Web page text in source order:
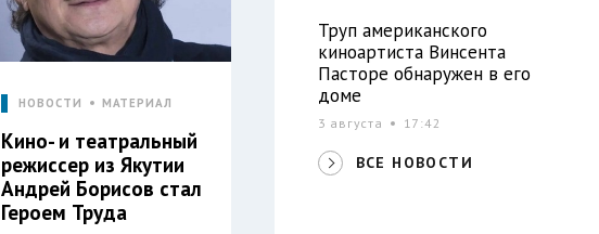
НОВОСТИ МАТЕРИАЛ
Кино- и театральный
режиссер из Якутии
Андрей Борисов стал
Героем Труда
Труп американского
киноартиста Винсента
Пасторе обнаружен в его
доме
3 августа 17:42
ВСЕ НОВОСТИ